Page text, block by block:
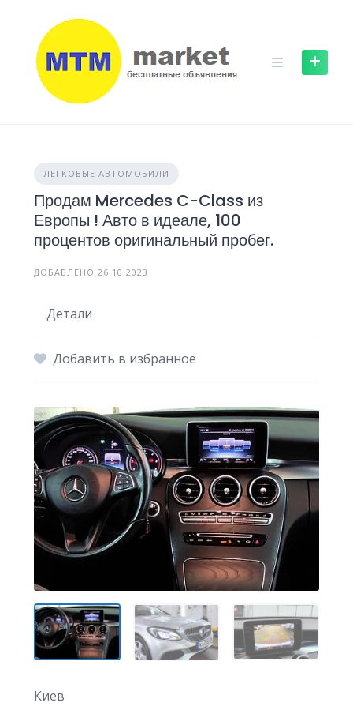
content
ЛЕГКОВЫЕ АВТОМОБИЛИ
Продам Mercedes C-Class из
Европы ! Авто в идеале, 100
процентов оригинальный пробег.
ДОБАВЛЕНО 26.10.2023
Детали
Добавить в избранное
Киев